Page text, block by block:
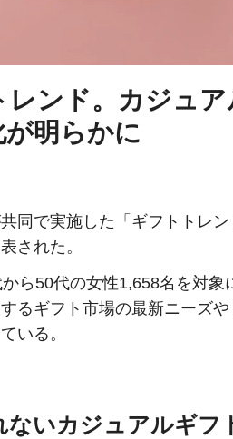
レンド。カジュ
明らかに
同で実施した「ギフトトレ
された。
ら50代の女性1,658名を対象
るギフト市場の最新ニーズ
いる。
いカジュアルギフ